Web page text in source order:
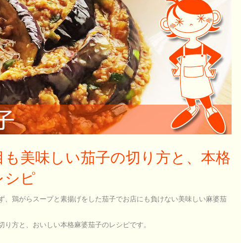
美味しい茄子の切り方と、本格
シピ
、鶏がらスープと素揚げをした茄子でお店にも負けない美味しい麻婆茄
方と、おいしい本格麻婆茄子のレシピです。